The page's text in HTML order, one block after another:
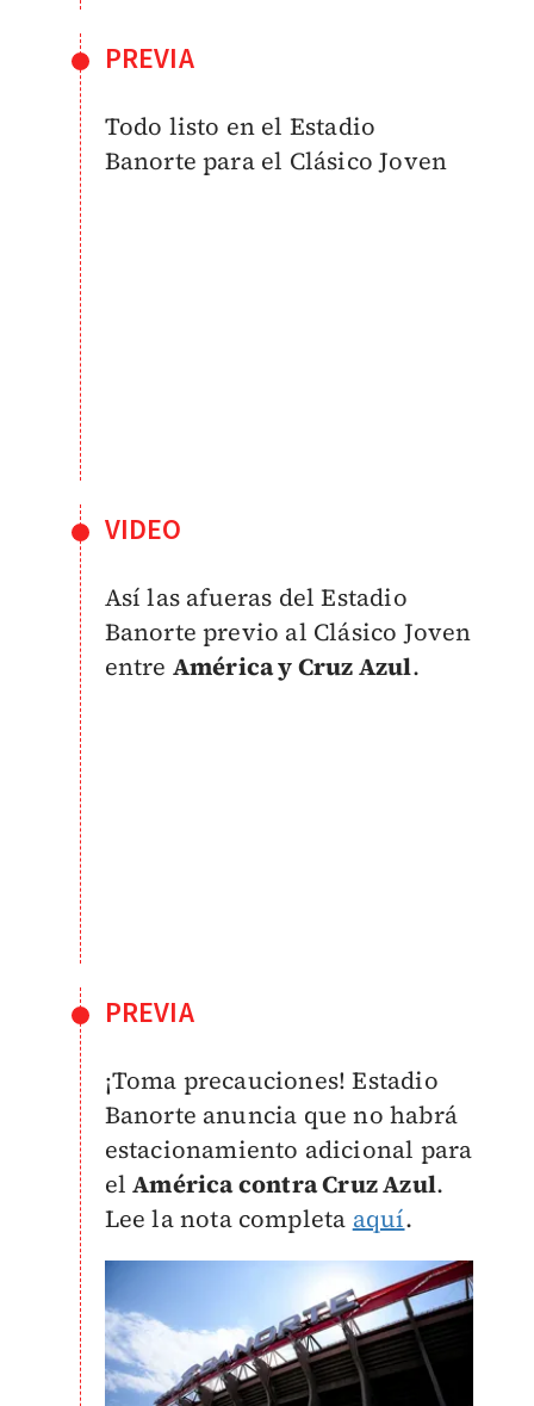
PREVIA
Todo listo en el Estadio
Banorte para el Clásico Joven
VIDEO
Así las afueras del Estadio
Banorte previo al Clásico Joven
entre América y Cruz Azul.
PREVIA
¡Toma precauciones! Estadio
Banorte anuncia que no habrá
estacionamiento adicional para
elAmérica contra Cruz Azul.
Lee la nota completa aquí.